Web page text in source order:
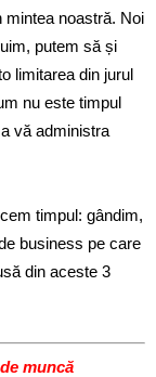
mintea noastră. Noi
putem să și
limitarea din jurul
nu este timpul
vă administra
timpul: gândim,
business pe care
din aceste 3
muncă